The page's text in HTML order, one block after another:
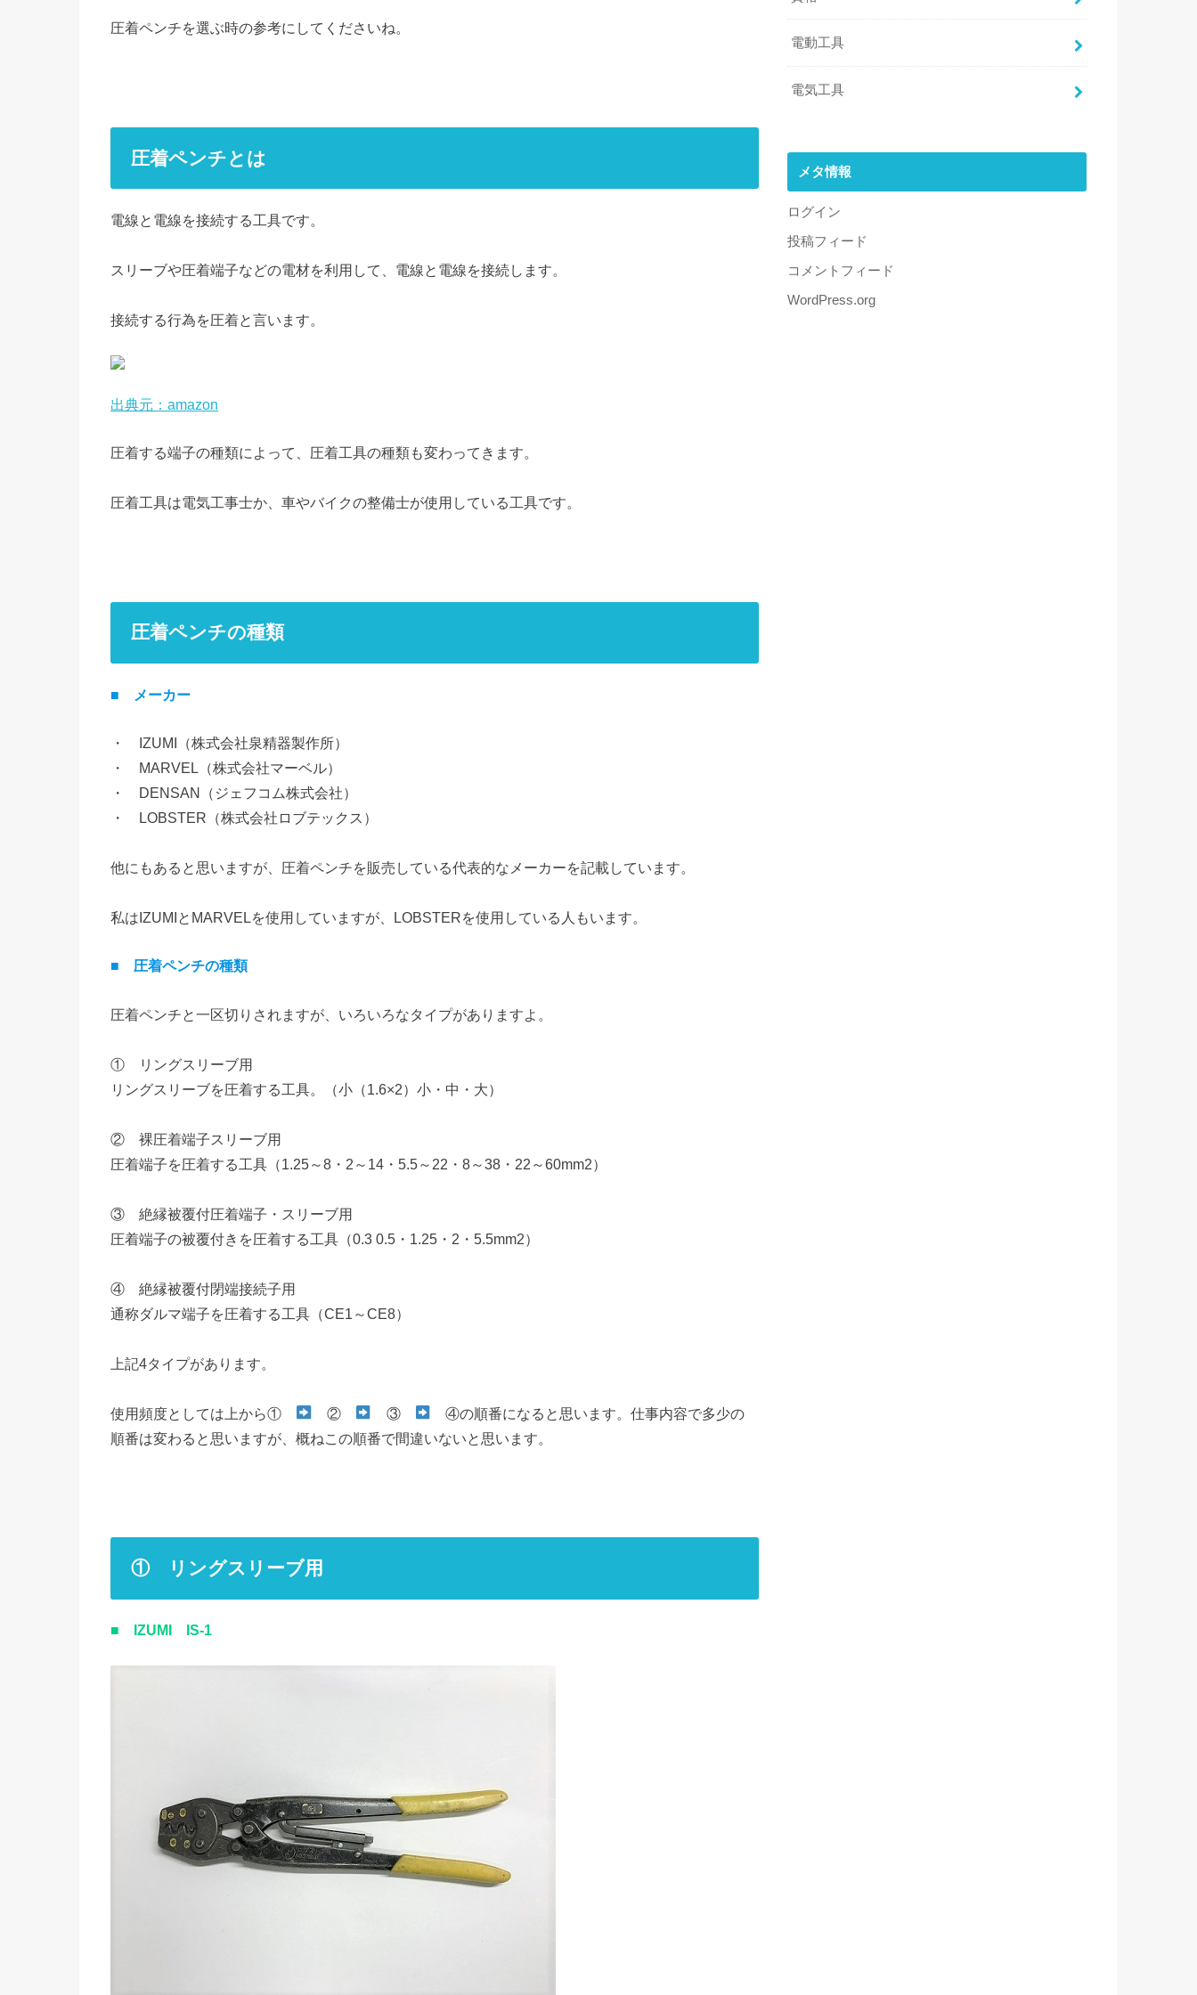
圧着ペンチを選ぶ時の参考にしてくださいね。
圧着ペンチとは
電線と電線を接続する工具です。
スリーブや圧着端子などの電材を利用して、電線と電線を接続します。
接続する行為を圧着と言います。
出典元：amazon
圧着する端子の種類によって、圧着工具の種類も変わってきます。
圧着工具は電気工事士か、車やバイクの整備士が使用している工具です。
圧着ペンチの種類
■ メーカー
・ IZUMI（株式会社泉精器製作所）
・ MARVEL（株式会社マーベル）
・ DENSAN（ジェフコム株式会社）
・ LOBSTER（株式会社ロブテックス）
他にもあると思いますが、圧着ペンチを販売している代表的なメーカーを記載しています。
私はIZUMIとMARVELを使用していますが、LOBSTERを使用している人もいます。
■ 圧着ペンチの種類
圧着ペンチと一区切りされますが、いろいろなタイプがありますよ。
① リングスリーブ用
リングスリーブを圧着する工具。（小（1.6×2）小・中・大）
② 裸圧着端子スリーブ用
圧着端子を圧着する工具（1.25～8・2～14・5.5～22・8～38・22～60mm2）
③ 絶縁被覆付圧着端子・スリーブ用
圧着端子の被覆付きを圧着する工具（0.3 0.5・1.25・2・5.5mm2）
④ 絶縁被覆付閉端接続子用
通称ダルマ端子を圧着する工具（CE1～CE8）
上記4タイプがあります。
使用頻度としては上から① ② ③
④の順番になると思います。仕事内容で多少の
順番は変わると思いますが、概ねこの順番で間違いないと思います。
① リングスリーブ用
■ IZUMI IS-1
電動工具
電気工具
メタ情報
ログイン
投稿フィード
コメントフィード
WordPress.org